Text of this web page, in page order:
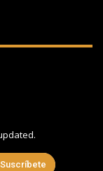
Suscríbete